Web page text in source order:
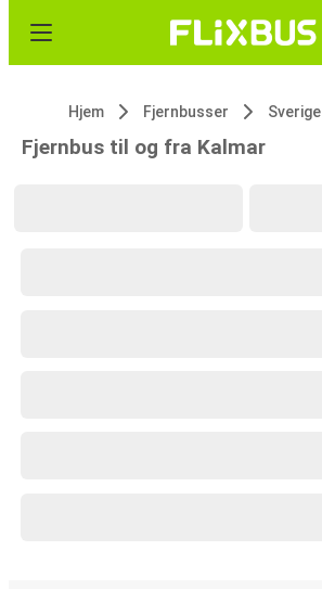
Hjem Fjernbusser Sverige
Fjernbus til og fra Kalmar